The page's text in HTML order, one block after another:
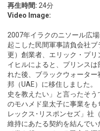
再生時間: 24分
Video Image:
2007年イラクのニソール広
起こした民間軍事請負会社
更）創業者、エリック・プ
イヒルによると、プリンス
れた後、ブラックウォータ
邦（UAE）に移住しました
史を教えたい」と言ったそ
のモハメド皇太子に事業を
レックス･リスポンセズ」社
維持にあたる契約を結んで